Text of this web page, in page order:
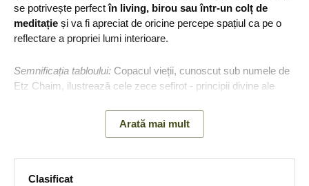
se potrivește perfectîn living, birou sau într-un colț de
meditație și va fi apreciat de oricine percepe spațiul ca pe o
reflectare a propriei lumi interioare.
Semnificația tabloului: Copacul vieții, cunoscut sub numele de
Etz Chaim, ilustrează cele zece sefirot - principii divine ale
acestui simbol: echilibrul dintre rigoare și compasiune, intelect
care ghidează omul spre dezvoltare personală și înțelegerea
universului.
Arată mai mult
Clasificat